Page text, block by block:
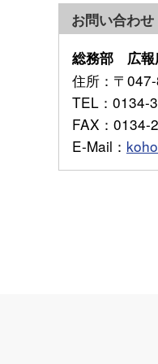
お問い合わせ
総務部 広報
住所 ：〒
TEL ：
FAX ：0134-
E-Mail ：